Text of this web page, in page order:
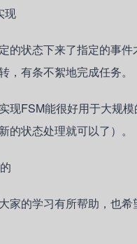
的状态下来了指定的事
有条不絮地完成任务。
现FSM能很好用于大规
的状态处理就可以了）。
家的学习有所帮助，也希